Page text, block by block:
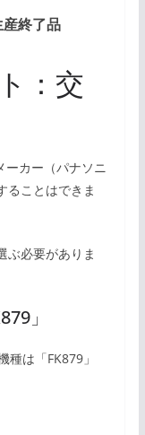
産終了品
：交
ーカー（パナソニ
ることはできま
ぶ必要がありま
」
は「FK879」